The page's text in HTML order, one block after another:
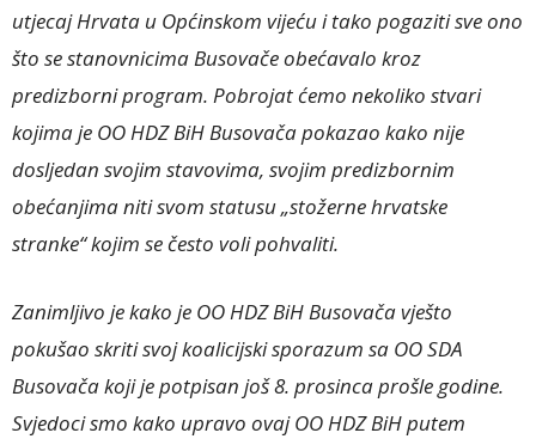
utjecaj Hrvata u Općinskom vijeću i tako pogaziti sve ono
što se stanovnicima Busovače obećavalo kroz
predizborni program. Pobrojat ćemo nekoliko stvari
kojima je OO HDZ BiH Busovača pokazao kako nije
dosljedan svojim stavovima, svojim predizbornim
obećanjima niti svom statusu „stožerne hrvatske
stranke“ kojim se često voli pohvaliti.
Zanimljivo je kako je OO HDZ BiH Busovača vješto
pokušao skriti svoj koalicijski sporazum sa OO SDA
Busovača koji je potpisan još 8. prosinca prošle godine.
Svjedoci smo kako upravo ovaj OO HDZ BiH putem